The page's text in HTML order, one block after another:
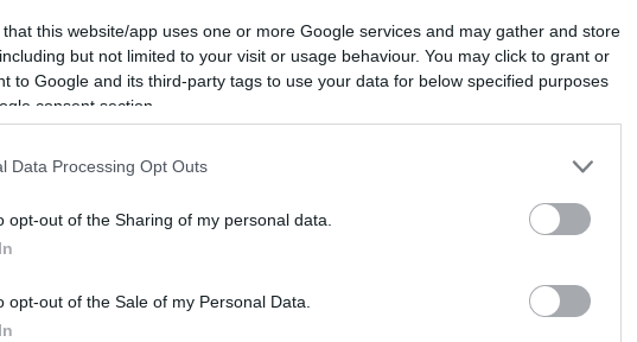
that this website/app uses one or more Google services and may gather and store
but not limited to your visit or usage behaviour. You may click to grant or
to Google and its third-party tags to use your data for below specified purposes
consent section.
Data Processing Opt Outs
opt-out of the Sharing of my personal data.
opt-out of the Sale of my Personal Data.
ha intenzione di offrire ai comuni collaborazionisti del Nord la possibilità di
patto di Stabilitàinterno i fondi necessari all’accoglienza dei profughi. E per le
varate “misure compensative “.
tagliare fondi a chi fa arrivare nuovi